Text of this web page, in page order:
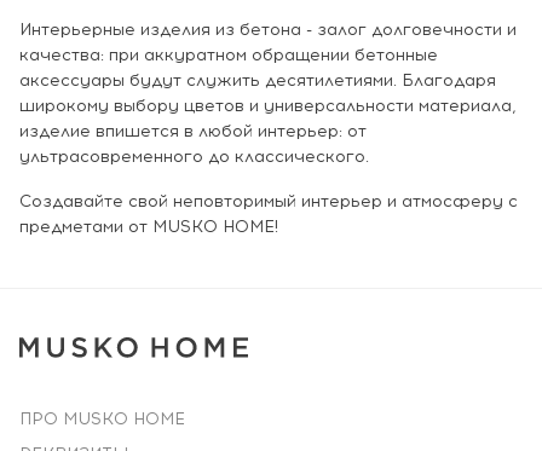
Интерьерные изделия из бетона - залог долговечности и
качества: при аккуратном обращении бетонные
аксессуары будут служить десятилетиями. Благодаря
широкому выбору цветов и универсальности материала,
изделие впишется в любой интерьер: от
ультрасовременного до классического.
Создавайте свой неповторимый интерьер и атмосферу с
предметами от MUSKO HOME!
ПРО MUSKO HOME